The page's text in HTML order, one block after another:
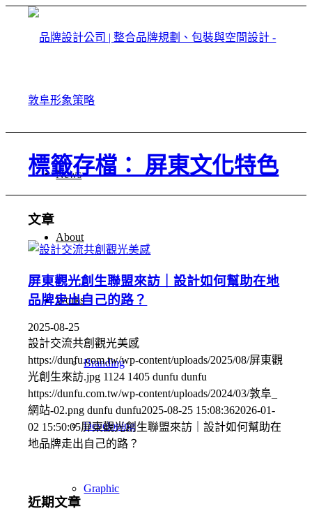
News
About
Works
Branding
Developing
Graphic
標籤存檔： 屏東文化特色
文章
屏東觀光創生聯盟來訪｜設計如何幫助在地
品牌走出自己的路？
2025-08-25
設計交流共創觀光美感
https://dunfu.com.tw/wp-content/uploads/2025/08/屏東觀
光創生來訪.jpg 1124 1405 dunfu dunfu
https://dunfu.com.tw/wp-content/uploads/2024/03/敦阜_
網站-02.png dunfu dunfu2025-08-25 15:08:362026-01-
02 15:50:05屏東觀光創生聯盟來訪｜設計如何幫助在
地品牌走出自己的路？
近期文章